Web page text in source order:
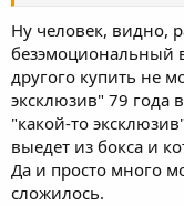
Ну человек, видно,
безэмоциональный
другого купить не
эксклюзив" 79 года
"какой-то
выедет из бокса и
Да и просто много
сложилось.